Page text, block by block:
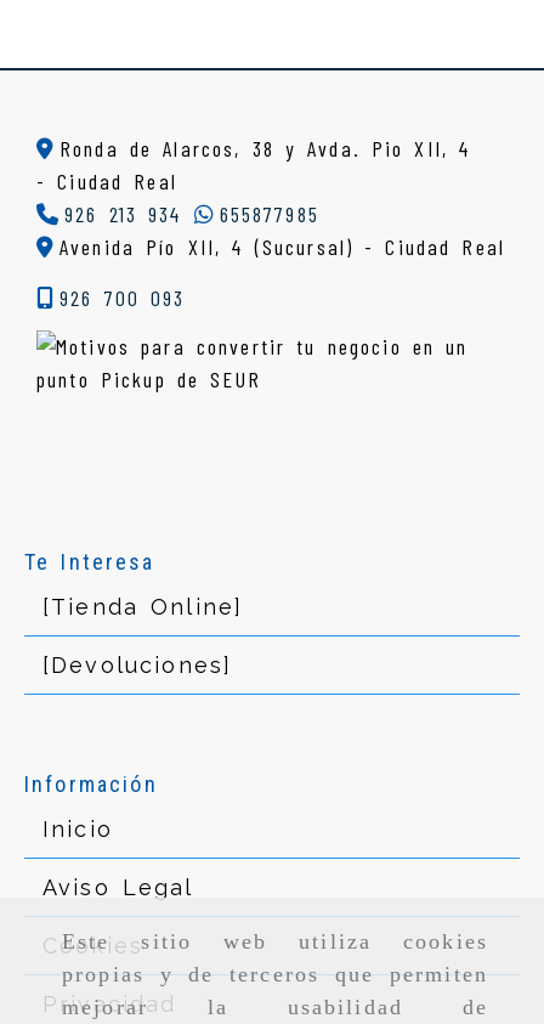
Este sitio web utiliza cookies
propias y de terceros que permiten
mejorar la usabilidad de
Ronda de Alarcos, 38 y Avda. Pio XII, 4
-Ciudad Real
926 213 934
655877985
Avenida Pío XII, 4 (Sucursal) - Ciudad Real
926 700 093
Te Interesa
[Tienda Online]
[Devoluciones]
Información
Inicio
Aviso Legal
Cookies
Privacidad